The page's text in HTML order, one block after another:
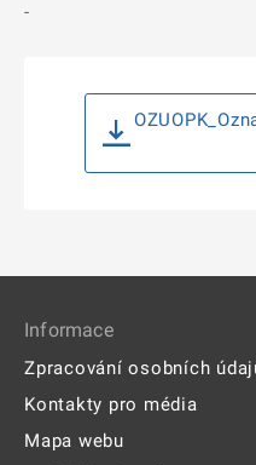
-
Informace
Zpracování osobních
Kontakty pro média
Mapa webu